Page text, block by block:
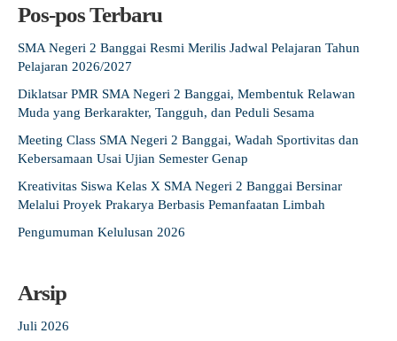
Pos-pos Terbaru
SMA Negeri 2 Banggai Resmi Merilis Jadwal Pelajaran Tahun
Pelajaran 2026/2027
Diklatsar PMR SMA Negeri 2 Banggai, Membentuk Relawan
Muda yang Berkarakter, Tangguh, dan Peduli Sesama
Meeting Class SMA Negeri 2 Banggai, Wadah Sportivitas dan
Kebersamaan Usai Ujian Semester Genap
Kreativitas Siswa Kelas X SMA Negeri 2 Banggai Bersinar
Melalui Proyek Prakarya Berbasis Pemanfaatan Limbah
Pengumuman Kelulusan 2026
Arsip
Juli 2026